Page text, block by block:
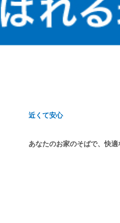
近くて安心
あなたのお家のそばで、快適